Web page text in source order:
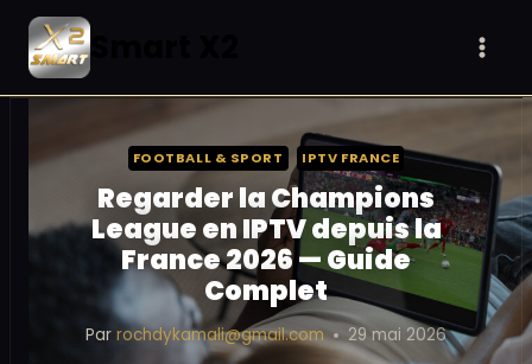
Aller
contenu
FOOTBALL & SPORT IPTV FRANCE
Regarder la Champions
League en IPTV depuis la
France 2026 — Guide
Complet
Par rochdykamali@gmail.com 29 mai 2026